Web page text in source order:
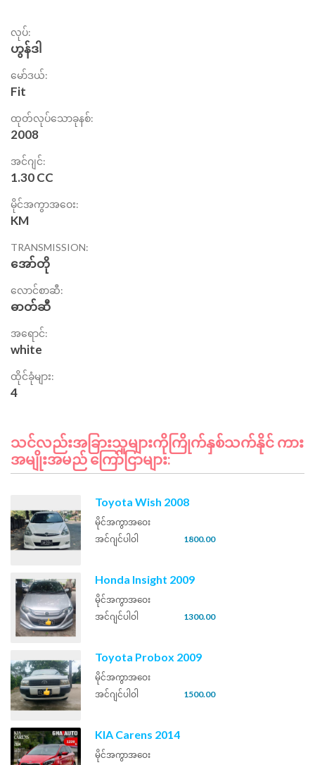
လုပ်:
ဟွန်ဒါ
မော်ဒယ်:
Fit
ထုတ်လုပ်သောခုနစ်:
2008
အင်ဂျင်:
1.30 CC
မိုင်အကွာအဝေး:
KM
TRANSMISSION:
အော်တို
လောင်စာဆီ:
ဓာတ်ဆီ
အရောင်:
white
ထိုင်ခုံများ:
4
သင်လည်းအခြားသူများကိုကြိုက်နှစ်သက်နိုင် ကား
အမျိုးအမည် ကြော်ငြာများ:
Toyota Wish 2008
မိုင်အကွာအဝေး
အင်ဂျင်ပါဝါ
1800.00
Honda Insight 2009
မိုင်အကွာအဝေး
အင်ဂျင်ပါဝါ
1300.00
Toyota Probox 2009
မိုင်အကွာအဝေး
အင်ဂျင်ပါဝါ
1500.00
KIA Carens 2014
မိုင်အကွာအဝေး